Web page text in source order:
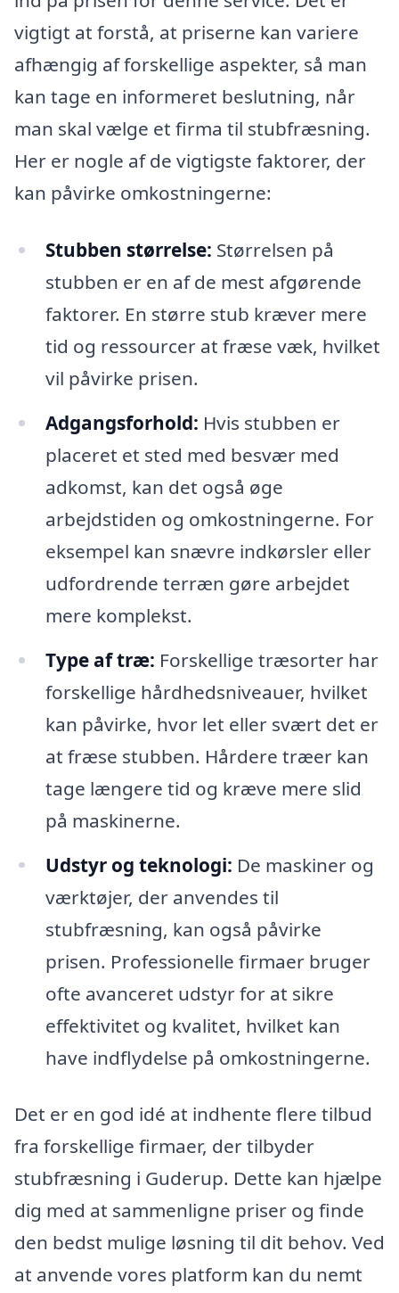
vigtigt at forstå, at priserne kan variere
afhængig af forskellige aspekter, så man
kan tage en informeret beslutning, når
man skal vælge et firma til stubfræsning.
Her er nogle af de vigtigste faktorer, der
kan påvirke omkostningerne:
Stubben størrelse: Størrelsen på
stubben er en af de mest afgørende
faktorer. En større stub kræver mere
tid og ressourcer at fræse væk, hvilket
vil påvirke prisen.
Adgangsforhold: Hvis stubben er
placeret et sted med besvær med
adkomst, kan det også øge
arbejdstiden og omkostningerne. For
eksempel kan snævre indkørsler eller
udfordrende terræn gøre arbejdet
mere komplekst.
Type af træ: Forskellige træsorter har
forskellige hårdhedsniveauer, hvilket
kan påvirke, hvor let eller svært det er
at fræse stubben. Hårdere træer kan
tage længere tid og kræve mere slid
på maskinerne.
Udstyr og teknologi: De maskiner og
værktøjer, der anvendes til
stubfræsning, kan også påvirke
prisen. Professionelle firmaer bruger
ofte avanceret udstyr for at sikre
effektivitet og kvalitet, hvilket kan
have indflydelse på omkostningerne.
Det er en god idé at indhente flere tilbud
fra forskellige firmaer, der tilbyder
stubfræsning i Guderup. Dette kan hjælpe
dig med at sammenligne priser og finde
den bedst mulige løsning til dit behov. Ved
at anvende vores platform kan du nemt